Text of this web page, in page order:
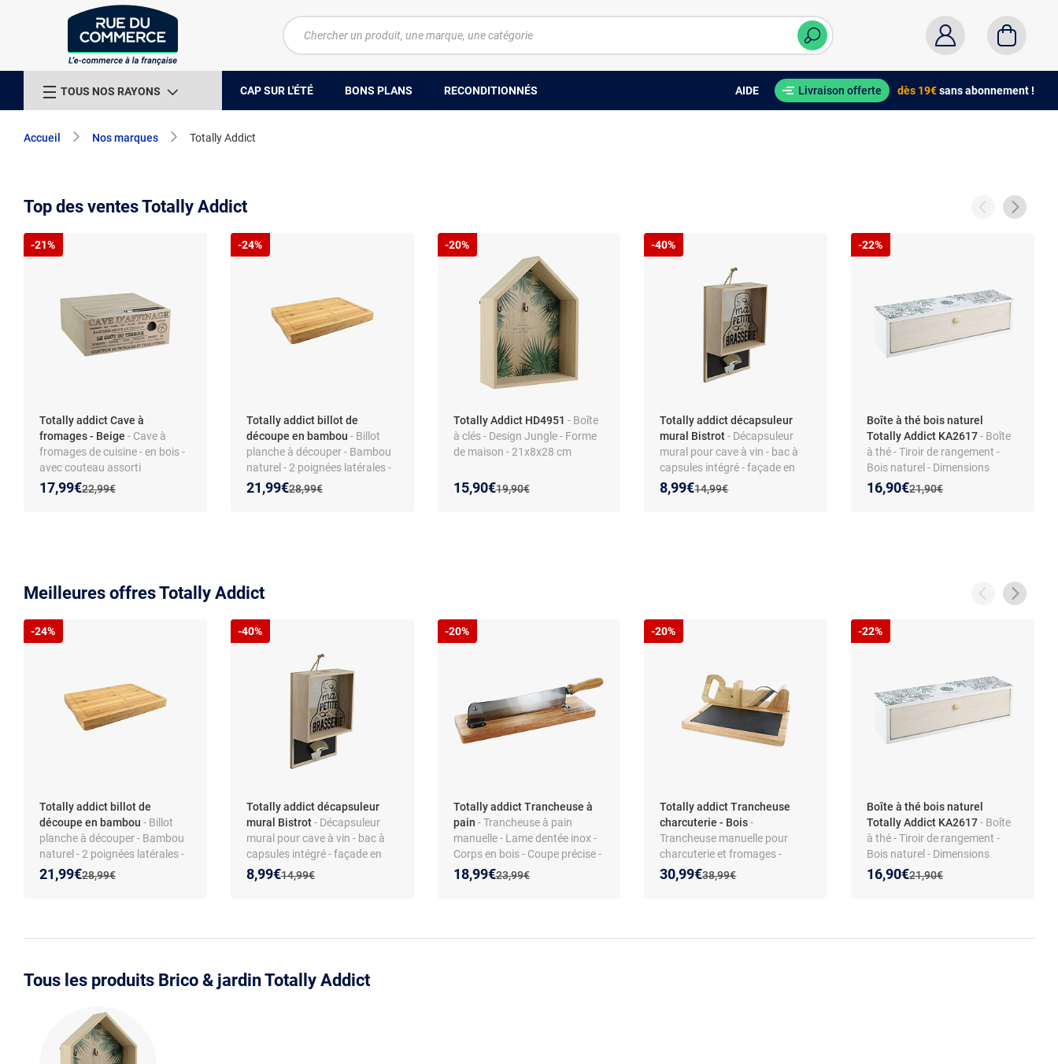
TOUS NOS RAYONS CAP SUR L'ÉTÉ BONS PLANS RECONDITIONNÉS AIDE Livraison offerte dès 19€sans abonnement !
Accueil Nos marques Totally Addict
Top des ventes Totally Addict
Totally addict Cave à
fromages - Beige - Cave à
fromages de cuisine - en bois -
avec couteau assorti
Ancien prix :
22,99€
Nouveau prix :
17,99€
Réduction de :
-21%
Totally addict billot de
découpe en bambou - Billot
planche à découper - Bambou
naturel - 2 poignées latérales -
Surface robuste
Ancien prix :
28,99€
Nouveau prix :
21,99€
Réduction de :
-24%
Totally Addict HD4951 - Boîte
à clés - Design Jungle - Forme
de maison - 21x8x28 cm
Ancien prix :
19,90€
Nouveau prix :
15,90€
Réduction de :
-20%
Totally addict décapsuleur
mural Bistrot- Décapsuleur
mural pour cave à vin - bac à
capsules intégré - façade en
verre - structure MDF -
ouverture facile - style bistrot
Ancien prix :
14,99€
Nouveau prix :
8,99€
Réduction de :
-40%
Boîte à thé bois naturel
Totally Addict KA2617- Boîte
à thé - Tiroir de rangement -
Bois naturel - Dimensions
37x11x10 cmAncien prix :
21,90€
Nouveau prix :
16,90€
Réduction de :
-22%
Meilleures offres Totally Addict
Totally addict billot de
découpe en bambou - Billot
planche à découper - Bambou
naturel - 2 poignées latérales -
Surface robuste
Ancien prix :
28,99€
Nouveau prix :
21,99€
Réduction de :
-24%
Totally addict décapsuleur
mural Bistrot- Décapsuleur
mural pour cave à vin - bac à
capsules intégré - façade en
verre - structure MDF -
ouverture facile - style bistrot
Ancien prix :
14,99€
Nouveau prix :
8,99€
Réduction de :
-40%
Totally addict Trancheuse à
pain - Trancheuse à pain
manuelle - Lame dentée inox -
Corps en bois - Coupe précise -
Utilisation sans électricité
Ancien prix :
23,99€
Nouveau prix :
18,99€
Réduction de :
-20%
Totally addict Trancheuse
charcuterie - Bois-
Trancheuse manuelle pour
charcuterie et fromages -
Lame inox - Plateau ardoise
amovible - Goupille de sécurité
Ancien prix :
38,99€
Nouveau prix :
30,99€
Réduction de :
-20%
Boîte à thé bois naturel
Totally Addict KA2617- Boîte
à thé - Tiroir de rangement -
Bois naturel - Dimensions
37x11x10 cmAncien prix :
21,90€
Nouveau prix :
16,90€
Réduction de :
-22%
Tous les produits Brico & jardin Totally Addict